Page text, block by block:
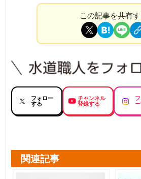
この記事を共有
フォロー
する
チャンネル
登録する
関連記事